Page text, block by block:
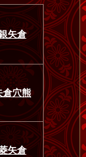
矢倉
倉穴熊
矢倉